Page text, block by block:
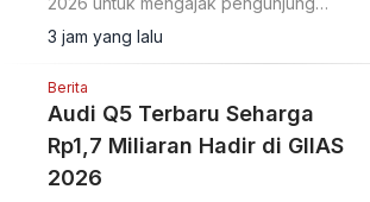
merasakan langsung performa dua
model terbarunya, Changan Deepal S05
3 jam yang lalu
Berita
Audi Q5 Terbaru Seharga
Rp1,7 Miliaran Hadir di GIIAS
2026